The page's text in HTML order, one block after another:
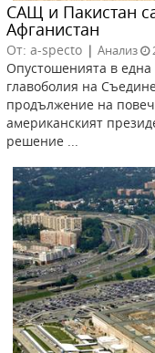
САЩ и Пакистан
Афганистан
От: a-specto | Анализ
Опустошенията в
главоболия на
продължение на
американският
решение ...